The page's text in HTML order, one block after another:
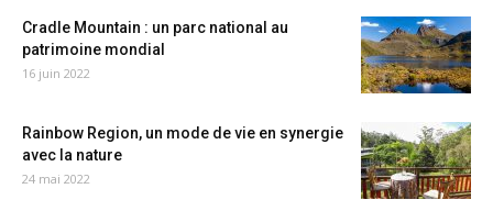
Cradle Mountain : un parc national au
patrimoine mondial
16 juin 2022
Rainbow Region, un mode de vie en synergie
avec la nature
24 mai 2022